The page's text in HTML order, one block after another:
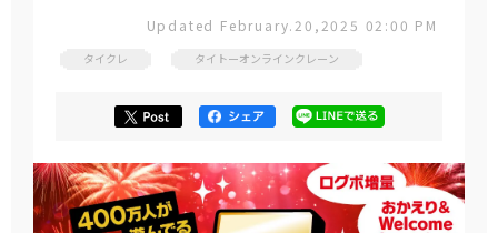
Updated February.20,2025 02:00 PM
タイクレ タイトーオンラインクレーン